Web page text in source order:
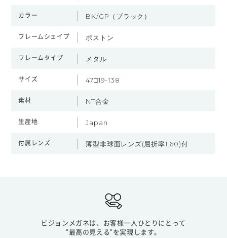
カラー BK/GP（ブラック）
フレームシェイプ ボストン
フレームタイプ メタル
サイズ 47□19-138
素材 NT合金
生産地 Japan
付属レンズ 薄型非球面レンズ(屈折率1.60)付
ビジョンメガネは、お客様一人ひとりにとって
"最高の見える"を実現します。